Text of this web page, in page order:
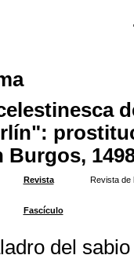
Burgos,
Revista Revista de
Fascículo
del